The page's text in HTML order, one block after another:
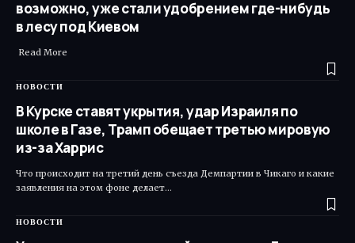
возможно, уже стали удобрением где-нибудь
в лесу под Киевом
Read More ​
НОВОСТИ
В Курске ставят укрытия, удар Израиля по
школе в Газе, Трамп обещает третью мировую
из-за Харрис
Что происходит на третий день съезда Демпартии в Чикаго и какие
заявления на этом фоне делает…
НОВОСТИ